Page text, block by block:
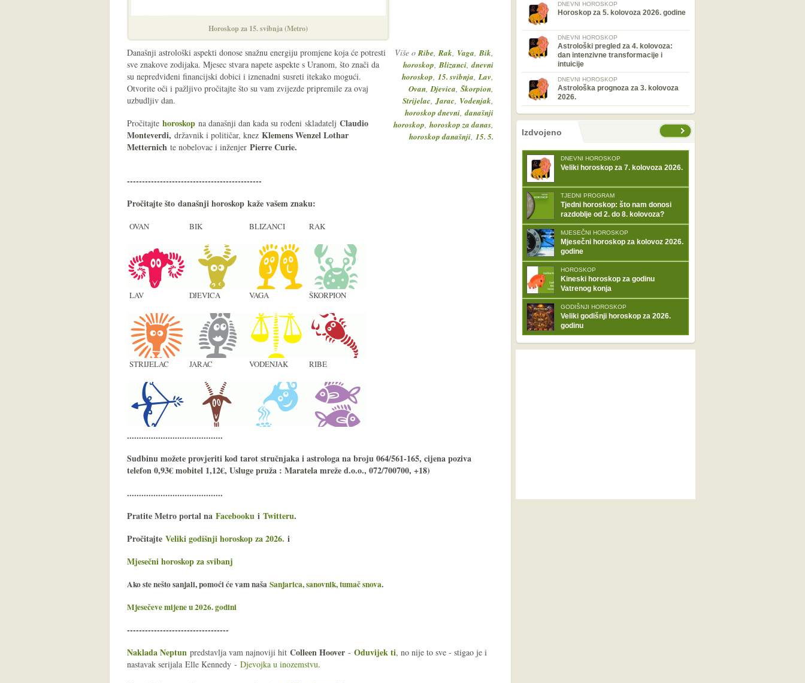
Horoskop za 15. svibnja (Metro)
Više oRibe,Rak, Vaga,Bik,
horoskop,Blizanci,dnevni
horoskop, 15. svibnja,Lav,
Ovan,Djevica, Škorpion,
Strijelac,Jarac, Vodenjak,
horoskop dnevni,današnji
horoskop, horoskop za danas,
horoskop današnji, 15. 5.
Današnji astrološki aspekti donose snažnu energiju promjene koja će potresti
sve znakove zodijaka. Mjesec stvara napete aspekte s Uranom, što znači da
su nepredviđeni financijski dobici i iznenadni susreti itekako mogući.
Otvorite oči i pažljivo pročitajte što su vam zvijezde pripremile za ovaj
uzbudljiv dan.
Pročitajte horoskop na današnji dan kada su rođeni skladatelj Claudio
Monteverdi, državnik i političar, knez Klemens Wenzel Lothar
Metternich te nobelovac i inženjer Pierre Curie.
---------------------------------------------
Pročitajte što današnjihoroskop kaže vašem znaku:
OVAN BIK BLIZANCI RAK
LAV DJEVICA VAGA ŠKORPION
STRIJELAC JARAC VODENJAK RIBE
........................................
Sudbinu možete provjeriti kod tarot stručnjaka i astrologa na broju 064/561-165, cijena poziva
telefon 0,93€ mobitel 1,12€, Usluge pruža : Maratela mreže d.o.o., 072/700700, +18)
........................................
Pratite Metro portal na Facebooku i Twitteru.
Pročitajte Veliki godišnji horoskop za 2026. i
Mjesečni horoskop za svibanj
Ako ste nešto sanjali, pomoći će vam naša Sanjarica, sanovnik, tumač snova.
Mjesečeve mijene u 2026. godini
----------------------------------
Naklada Neptun predstavlja vam najnoviji hit Colleen Hoover - Oduvijek ti, no nije to sve - stigao je i
nastavak serijala Elle Kennedy - Djevojka u inozemstvu.
DNEVNI HOROSKOP
Horoskop za 5. kolovoza 2026. godine
DNEVNI HOROSKOP
Astrološki pregled za 4. kolovoza:
dan intenzivne transformacije i
intuicije
DNEVNI HOROSKOP
Astrološka prognoza za 3. kolovoza
2026.
nema prethodne stranice
sljedećeIzdvojeno
DNEVNI HOROSKOP
Veliki horoskop za 7. kolovoza 2026.
TJEDNI PROGRAM
Tjedni horoskop: što nam donosi
razdoblje od 2. do 8. kolovoza?
MJESEČNI HOROSKOP
Mjesečni horoskop za kolovoz 2026.
godine
HOROSKOP
Kineski horoskop za godinu
Vatrenog konja
GODIŠNJI HOROSKOP
Veliki godišnji horoskop za 2026.
godinu